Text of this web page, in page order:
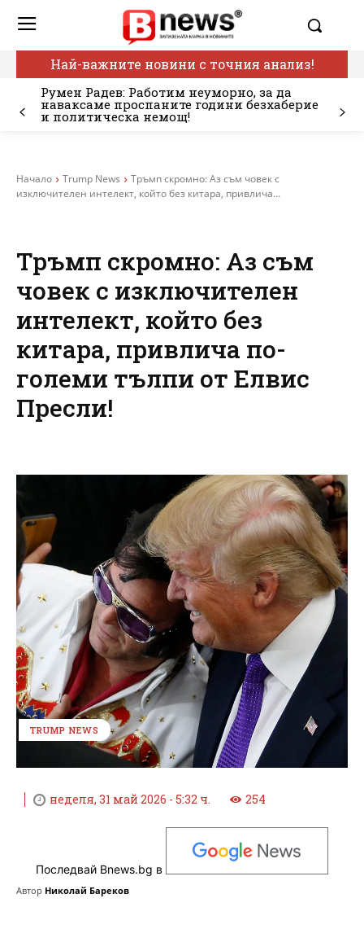
Най-важните новини с точния анализ!
Румен Радев: Работим неуморно, за да
наваксаме проспаните години безхаберие
и политическа немощ!
Начало Trump News
Тръмп скромно: Аз съм човек с
изключителен интелект, който без китара, привлича...
Тръмп скромно: Аз съм
човек с изключителен
интелект, който без
китара, привлича по-
големи тълпи от Елвис
Пресли!
TRUMP NEWS
неделя, 31 май 2026 - 5:32 ч. 254
Последвай Bnews.bg в
Автор Николай Бареков